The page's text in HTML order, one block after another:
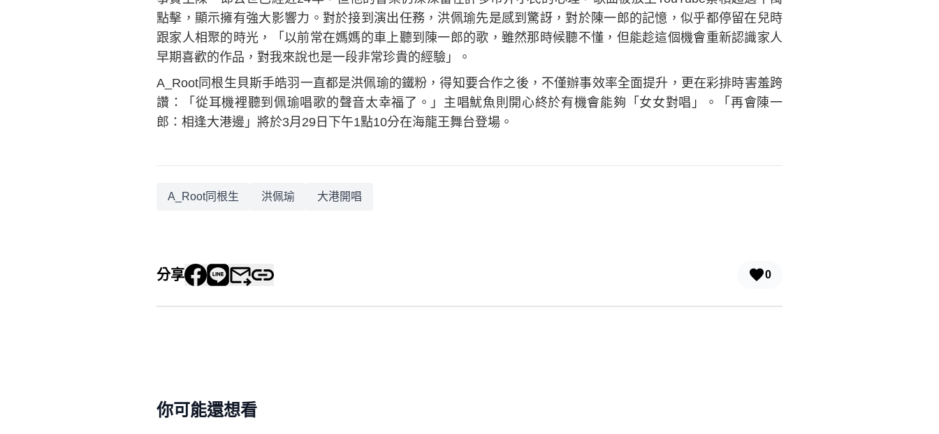
點擊，顯示擁有強大影響力。對於接到演出任務，洪佩瑜先是感到驚訝，對於陳一郎的記憶，似乎都停留在兒時
跟家人相聚的時光，「以前常在媽媽的車上聽到陳一郎的歌，雖然那時候聽不懂，但能趁這個機會重新認識家人
早期喜歡的作品，對我來說也是一段非常珍貴的經驗」。
A_Root同根生貝斯手皓羽一直都是洪佩瑜的鐵粉，得知要合作之後，不僅辦事效率全面提升，更在彩排時害羞跨
讚：「從耳機裡聽到佩瑜唱歌的聲音太幸福了。」主唱魷魚則開心終於有機會能夠「女女對唱」。「再會陳一
郎：相逢大港邊」將於3月29日下午1點10分在海龍王舞台登場。
A_Root同根生 洪佩瑜 大港開唱
分享 0
你可能還想看